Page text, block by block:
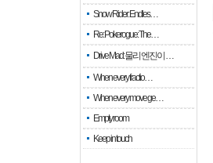
Snow Rider: Endles…
Re: Pokerogue: The…
Drive Mad: 물리 엔진이 …
When every fractio…
When every move ge…
Empty room
Keep in touch